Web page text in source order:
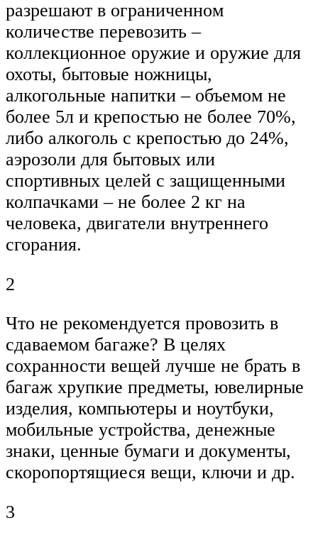
разрешают в ограниченном
количестве перевозить –
коллекционное оружие и оружие для
охоты, бытовые ножницы,
алкогольные напитки – объемом не
более 5л и крепостью не более 70%,
либо алкоголь с крепостью до 24%,
аэрозоли для бытовых или
спортивных целей с защищенными
колпачками – не более 2 кг на
человека, двигатели внутреннего
сгорания.
2
Что не рекомендуется провозить в
сдаваемом багаже? В целях
сохранности вещей лучше не брать в
багаж хрупкие предметы, ювелирные
изделия, компьютеры и ноутбуки,
мобильные устройства, денежные
знаки, ценные бумаги и документы,
скоропортящиеся вещи, ключи и др.
3